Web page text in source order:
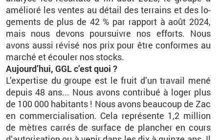
amé­lioré les ventes au dé­tail des ter­rains et des lo­
ge­ments de plus de 42 % par rap­port à août 2024,
mais nous de­vons pour­suivre nos ef­forts. Nous
avons aussi ré­visé nos prix pour être conformes au
mar­ché et écou­ler nos stocks.
Au­jour­d’hui, GGL c’est quoi ?
L’ex­per­tise du groupe est le fruit d’un tra­vail mené
de­puis 48 ans... Nous avons contri­bué à loger plus
de 100 000 ha­bi­tants ! Nous avons beau­coup de Zac
en com­mer­cia­li­sa­tion. Cela re­pré­sente 1,2 mil­lion
de mètres car­rés de sur­face de plan­cher en cours